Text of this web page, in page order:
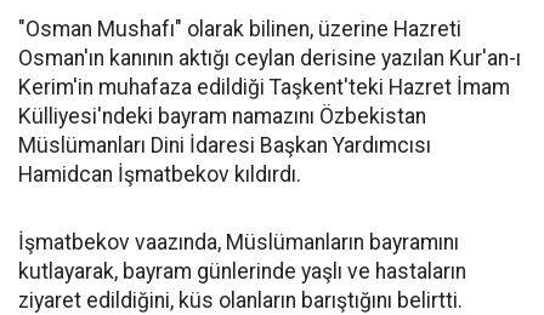
"Osman Mushafı" olarak bilinen, üzerine Hazreti
Osman'ın kanının aktığı ceylan derisine yazılan Kur'an-ı
Kerim'in muhafaza edildiği Taşkent'teki Hazret İmam
Külliyesi'ndeki bayram namazını Özbekistan
Müslümanları Dini İdaresi Başkan Yardımcısı
Hamidcan İşmatbekov kıldırdı.
İşmatbekov vaazında, Müslümanların bayramını
kutlayarak, bayram günlerinde yaşlı ve hastaların
ziyaret edildiğini, küs olanların barıştığını belirtti.